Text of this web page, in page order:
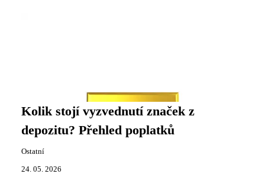
Kolik stojí vyzvednutí značek z
depozitu? Přehled poplatků
Ostatní
24. 05. 2026